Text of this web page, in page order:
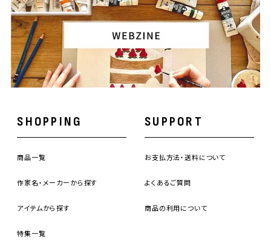
SHOPPING
商品一覧
作家名・メーカーから探す
アイテムから探す
特集一覧
SUPPORT
お支払方法・送料について
よくあるご質問
商品の利用について